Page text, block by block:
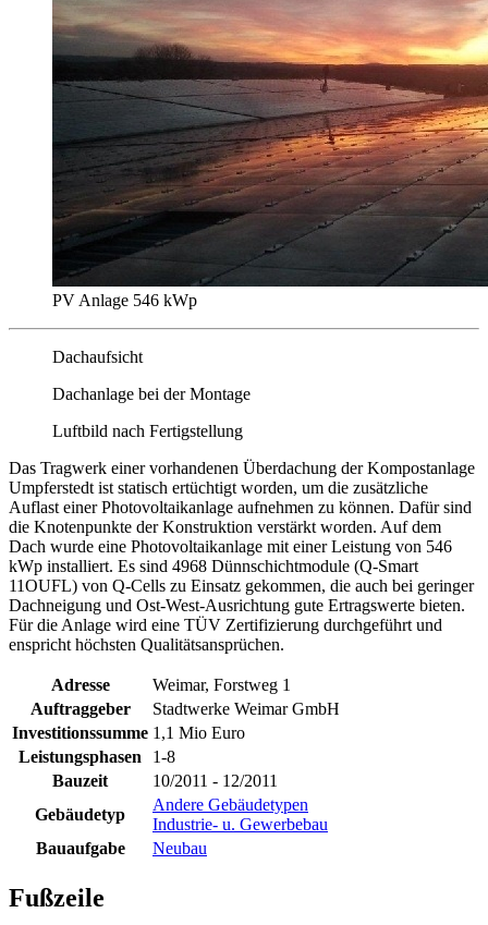
PV Anlage 546 kWp
Dachaufsicht
Dachanlage bei der Montage
Luftbild nach Fertigstellung
Das Tragwerk einer vorhandenen Überdachung der Kompostanlage
Umpferstedt ist statisch ertüchtigt worden, um die zusätzliche
Auflast einer Photovoltaikanlage aufnehmen zu können. Dafür sind
die Knotenpunkte der Konstruktion verstärkt worden. Auf dem
Dach wurde eine Photovoltaikanlage mit einer Leistung von 546
kWp installiert. Es sind 4968 Dünnschichtmodule (Q-Smart
11OUFL) von Q-Cells zu Einsatz gekommen, die auch bei geringer
Dachneigung und Ost-West-Ausrichtung gute Ertragswerte bieten.
Für die Anlage wird eine TÜV Zertifizierung durchgeführt und
enspricht höchsten Qualitätsansprüchen.
Adresse
Weimar, Forstweg 1
Auftraggeber
Stadtwerke Weimar GmbH
Investitionssumme 1,1 Mio Euro
Leistungsphasen
1-8
Bauzeit
10/2011 - 12/2011
Gebäudetyp
Andere Gebäudetypen
Industrie- u. Gewerbebau
Bauaufgabe
Neubau
Fußzeile